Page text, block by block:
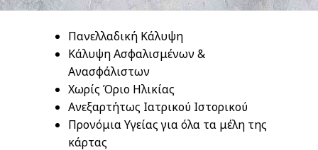
Πανελλαδική Κάλυψη
Κάλυψη Ασφαλισμένων &
Ανασφάλιστων
Χωρίς Όριο Ηλικίας
Ανεξαρτήτως Ιατρικού Ιστορικού
Προνόμια Υγείας για όλα τα μέλη της
κάρτας